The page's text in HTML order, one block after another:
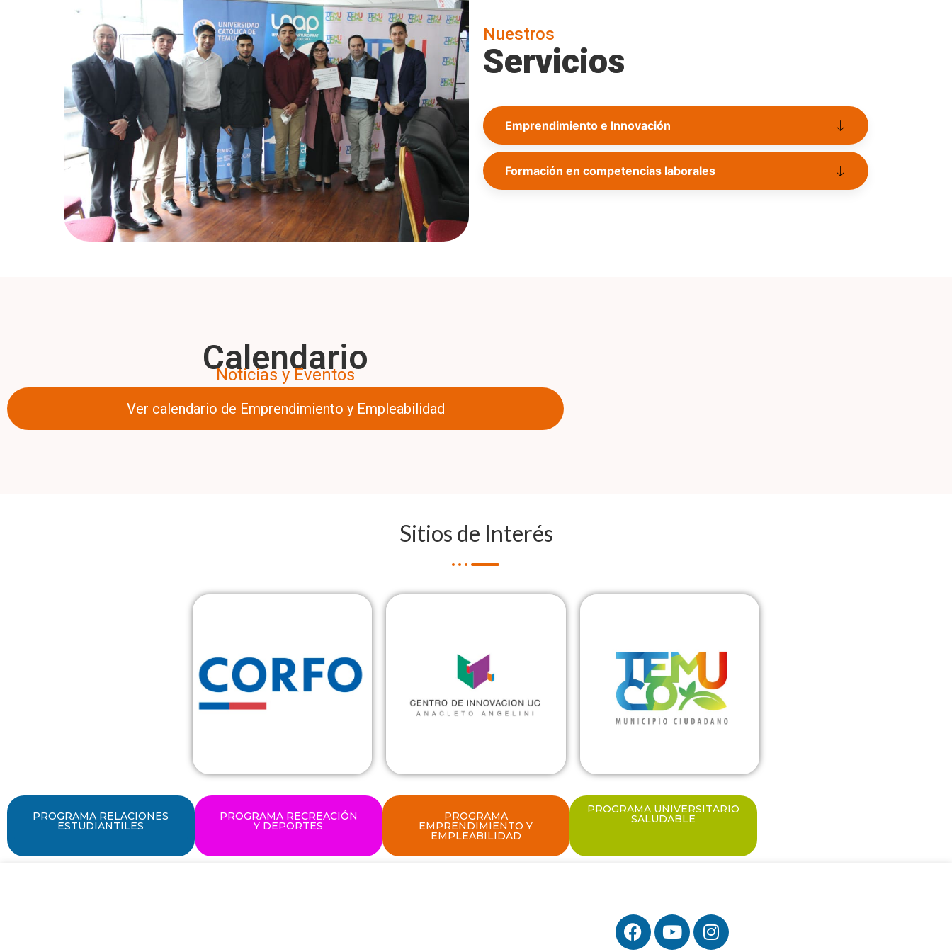
Nuestros
Servicios
Emprendimiento e Innovación
Formación en competencias laborales
Calendario
Noticias y Eventos
Ver calendario de Emprendimiento y Empleabilidad
Sitios de Interés
PROGRAMA RELACIONES
ESTUDIANTILES
PROGRAMA RECREACIÓN
Y DEPORTES
PROGRAMA
EMPRENDIMIENTO Y
EMPLEABILIDAD
PROGRAMA UNIVERSITARIO
SALUDABLE